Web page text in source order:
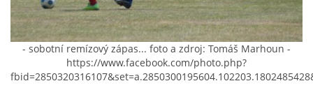
VIDEA Z DRONU
STREET ART
- sobotní remízový zápas... foto a zdroj: Tomáš Marhoun -
https://www.facebook.com/photo.php?